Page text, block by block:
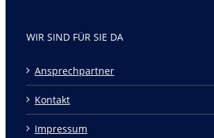
WIR SIND FÜR SIE DA
Ansprechpartner
Kontakt
Impressum